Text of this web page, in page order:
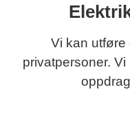
Vi kan utføre
privatpersoner.